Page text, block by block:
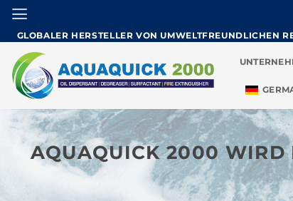
Zum
springen
GLOBALER HERSTELLER VON UMWELTFREUNDLICHEN
AQUAQUICK 2000 WIRD